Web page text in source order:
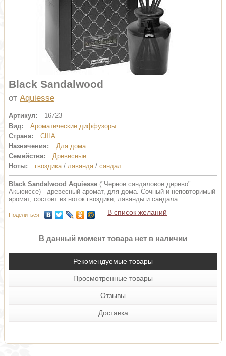
Black Sandalwood
от Aquiesse
Артикул:
16723
Вид:
Ароматические диффузоры
Страна:
США
Назначения:
Для дома
Семейства:
Древесные
Ноты:
гвоздика/ лаванда/ сандал
Black Sandalwood Aquiesse ("Черное сандаловое дерево"
Акьюиссе) - древесный аромат, для дома. Сочный и неповторимый
аромат, состоит из ноток гвоздики, лаванды и сандала.
Поделиться В список желаний
В данный момент товара нет в наличии
Рекомендуемые товары
Просмотренные товары
Отзывы
Доставка